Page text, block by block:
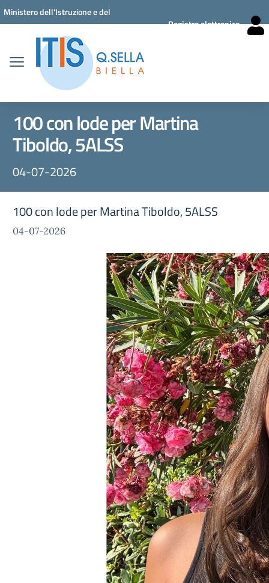
Vai ai contenuti
Vai al menu di navigazione
Vai al footer
Ministero dell'Istruzione e del
Registro elettronico
100 con lode per Martina
Tiboldo, 5ALSS
04-07-2026
100 con lode per Martina Tiboldo, 5ALSS
04-07-2026